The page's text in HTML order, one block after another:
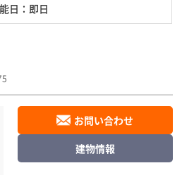
日：即日
お問い合わせ
建物情報